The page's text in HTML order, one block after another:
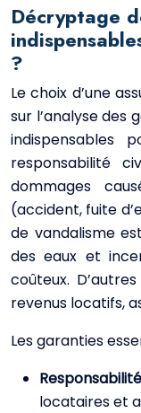
Décryptage
?
Le choix d’une
sur l’analyse des
indispensables
responsabilité
dommages
(accident, fuite
de vandalisme
des eaux et
coûteux.
revenus locatifs,
Les garanties
locataires et